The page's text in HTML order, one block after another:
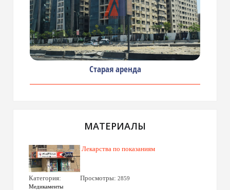
Старая аренда
МАТЕРИАЛЫ
Лекарства по показаниям
Категория:
Медикаменты
Просмотры: 2859